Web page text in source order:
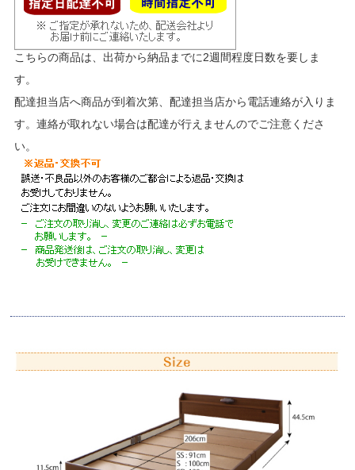
こちらの商品は、出荷から納品までに2週間程度日数を要しま
す。
配達担当店へ商品が到着次第、配達担当店から電話連絡が入りま
す。連絡が取れない場合は配達が行えませんのでご注意くださ
い。